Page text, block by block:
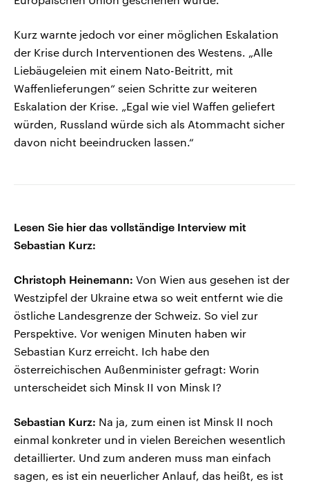
Kurz warnte jedoch vor einer möglichen Eskalation
der Krise durch Interventionen des Westens. „Alle
Liebäugeleien mit einem Nato-Beitritt, mit
Waffenlieferungen“ seien Schritte zur weiteren
Eskalation der Krise. „Egal wie viel Waffen geliefert
würden, Russland würde sich als Atommacht sicher
davon nicht beeindrucken lassen.“
Lesen Sie hier das vollständige Interview mit
Sebastian Kurz:
Christoph Heinemann: Von Wien aus gesehen ist der
Westzipfel der Ukraine etwa so weit entfernt wie die
östliche Landesgrenze der Schweiz. So viel zur
Perspektive. Vor wenigen Minuten haben wir
Sebastian Kurz erreicht. Ich habe den
österreichischen Außenminister gefragt: Worin
unterscheidet sich Minsk II von Minsk I?
Sebastian Kurz: Na ja, zum einen ist Minsk II noch
einmal konkreter und in vielen Bereichen wesentlich
detaillierter. Und zum anderen muss man einfach
sagen, es ist ein neuerlicher Anlauf, das heißt, es ist